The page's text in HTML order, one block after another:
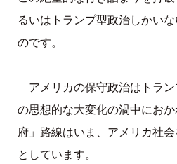
るいはトランプ型政治しかい
のです。
アメリカの保守政治はトラ
の思想的な大変化の渦中にお
府」路線はいま、アメリカ社
としています。